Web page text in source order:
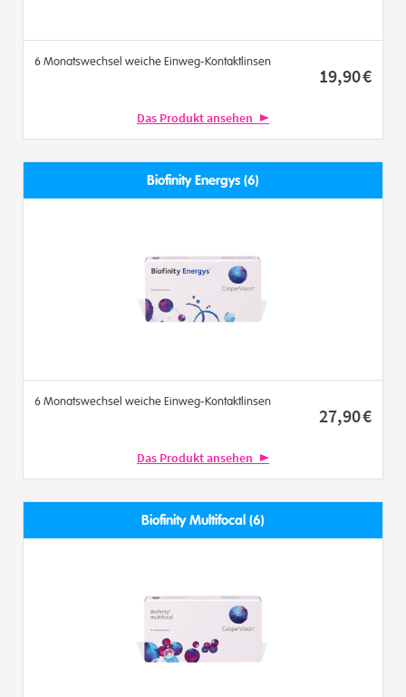
6 Monatswechsel weiche Einweg-Kontaktlinsen
19,90€
Das Produkt ansehen
Biofinity Energys (6)
6 Monatswechsel weiche Einweg-Kontaktlinsen
27,90€
Das Produkt ansehen
Biofinity Multifocal (6)